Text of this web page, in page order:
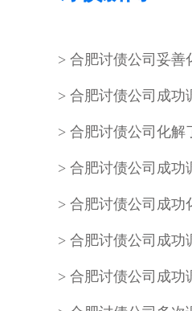
合肥讨债公司成功